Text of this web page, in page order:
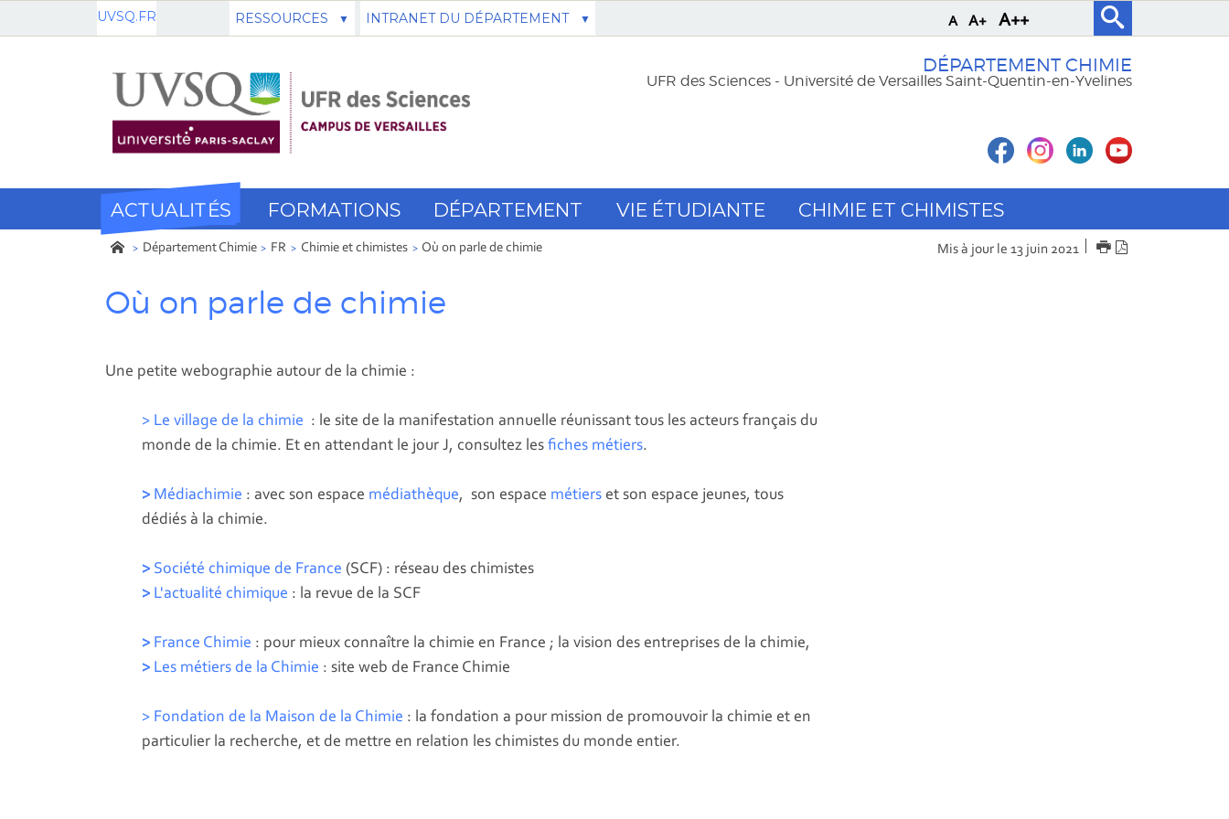
A A+ A++
UVSQ.FR
DÉPARTEMENT CHIMIE
UFR des Sciences - Université de Versailles Saint-Quentin-en-Yvelines
ACTUALITÉS FORMATIONS DÉPARTEMENT VIE ÉTUDIANTE CHIMIE ET CHIMISTES
Département Chimie FR Chimie et chimistes Où on parle de chimie Mis à jour le 13 juin 2021 IMPRIMER
Où on parle de chimie
Une petite webographie autour de la chimie :
> Le village de la chimie : le site de la manifestation annuelle réunissant tous les acteurs français du
monde de la chimie. Et en attendant le jour J, consultez les fiches métiers.
> Médiachimie : avec son espace médiathèque, son espace métiers et son espace jeunes, tous
dédiés à la chimie.
> Société chimique de France (SCF) : réseau des chimistes
> L'actualité chimique : la revue de la SCF
> France Chimie : pour mieux connaître la chimie en France ; la vision des entreprises de la chimie,
> Les métiers de la Chimie : site web de France Chimie
> Fondation de la Maison de la Chimie : la fondation a pour mission de promouvoir la chimie et en
particulier la recherche, et de mettre en relation les chimistes du monde entier.
RESSOURCES INTRANET DU DÉPARTEMENT